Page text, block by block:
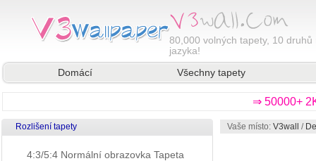
80,000 volných tapety, 10 druhů
jazyka!
Domácí
Všechny tapety
⇒ 50000+
Rozlišení tapety
4:3/5:4 Normální obrazovka Tapeta
Vaše místo: V3wall /